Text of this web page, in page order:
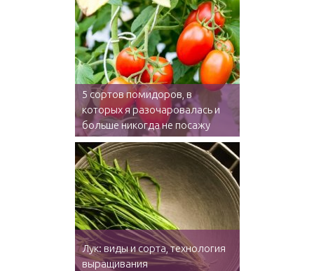
5 сортов помидоров, в
которых я разочаровалась и
больше никогда не посажу
Лук: виды и сорта, технология
выращивания